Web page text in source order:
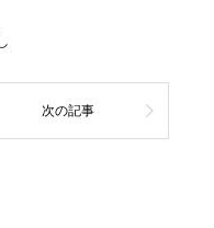
次の記事